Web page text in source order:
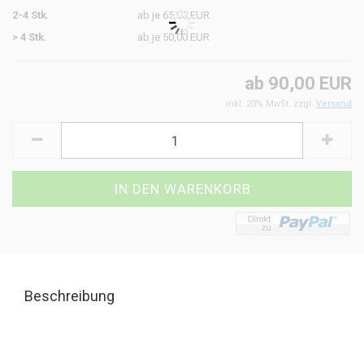
2-4 Stk.
ab je 65,00 EUR
> 4 Stk.
ab je 50,00 EUR
ab 90,00 EUR
inkl. 20% MwSt. zzgl. Versand
Beschreibung